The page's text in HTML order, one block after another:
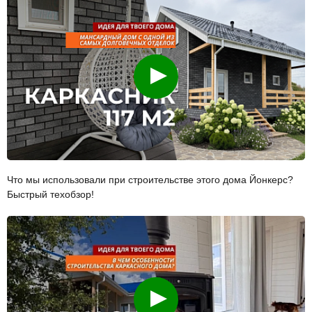
Смотреть
Что мы использовали при строительстве этого дома Йонкерс?
Быстрый техобзор!
Смотреть